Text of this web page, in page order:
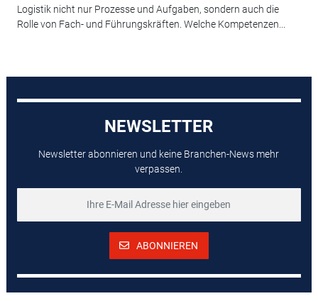
Logistik nicht nur Prozesse und Aufgaben, sondern auch die
Rolle von Fach- und Führungskräften. Welche Kompetenzen...
NEWSLETTER
Newsletter abonnieren und keine Branchen-News mehr
verpassen.
ABONNIEREN